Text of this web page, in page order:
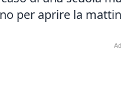
per aprire la